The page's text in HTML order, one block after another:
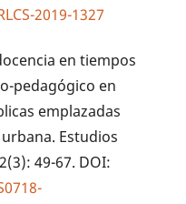
2019-1327
en tiempos
pedagógico en
emplazadas
Estudios
49-67. DOI: